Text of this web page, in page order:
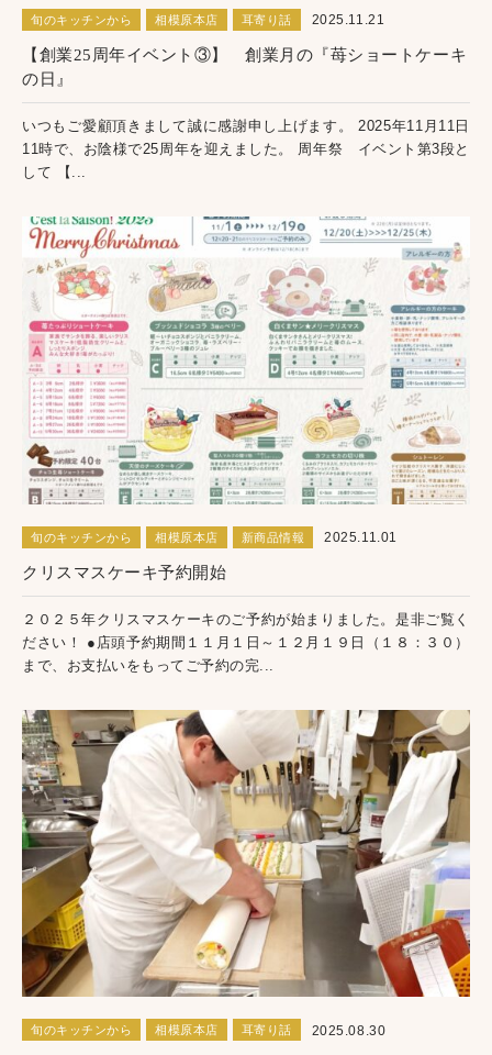
旬のキッチンから 相模原本店 耳寄り話 2025.11.21
【創業25周年イベント③】 創業月の『苺ショートケーキ
の日』
いつもご愛顧頂きまして誠に感謝申し上げます。 2025年11月11日
11時で、お陰様で25周年を迎えました。 周年祭 イベント第3段と
して 【...
旬のキッチンから 相模原本店 新商品情報 2025.11.01
クリスマスケーキ予約開始
２０２５年クリスマスケーキのご予約が始まりました。是非ご覧く
ださい！ ●店頭予約期間１１月１日～１２月１９日（１８：３０）
まで、お支払いをもってご予約の完...
旬のキッチンから 相模原本店 耳寄り話 2025.08.30